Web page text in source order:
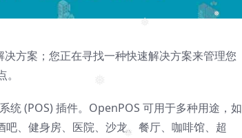
❅
❅
方案；您正在寻找一种快速解决方案来管理您
(POS) 插件。OpenPOS 可用于多种用途，如
、健身房、医院、沙龙、餐厅、咖啡馆、超